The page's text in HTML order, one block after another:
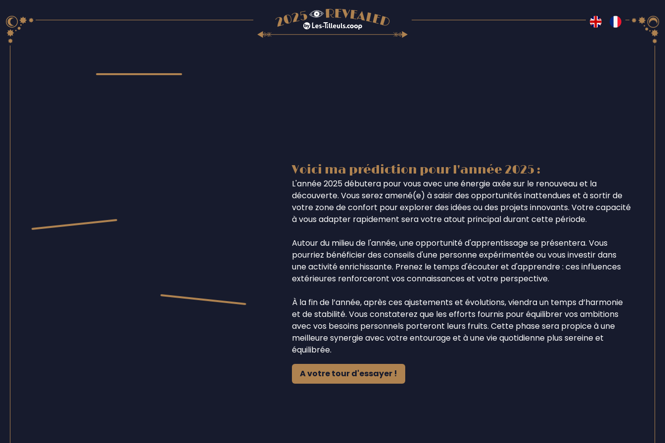
Voici ma prédiction pour l'année 2025 :
L'année 2025 débutera pour vous avec une énergie axée sur le renouveau et la
découverte. Vous serez amené(e) à saisir des opportunités inattendues et à sortir de
votre zone de confort pour explorer des idées ou des projets innovants. Votre capacité
à vous adapter rapidement sera votre atout principal durant cette période.
Autour du milieu de l'année, une opportunité d'apprentissage se présentera. Vous
pourriez bénéficier des conseils d'une personne expérimentée ou vous investir dans
une activité enrichissante. Prenez le temps d'écouter et d'apprendre : ces influences
extérieures renforceront vos connaissances et votre perspective.
À la fin de l’année, après ces ajustements et évolutions, viendra un temps d’harmonie
et de stabilité. Vous constaterez que les efforts fournis pour équilibrer vos ambitions
avec vos besoins personnels porteront leurs fruits. Cette phase sera propice à une
meilleure synergie avec votre entourage et à une vie quotidienne plus sereine et
équilibrée.
A votre tour d'essayer !